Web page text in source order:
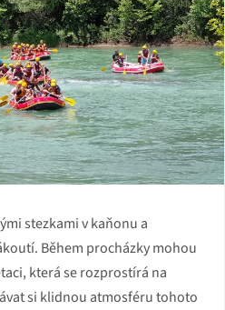
stezkami v kaňonu a
Během procházky mohou
která se rozprostírá na
si klidnou atmosféru tohoto